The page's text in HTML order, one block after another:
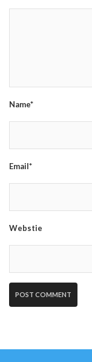
Name*
Email*
Webstie